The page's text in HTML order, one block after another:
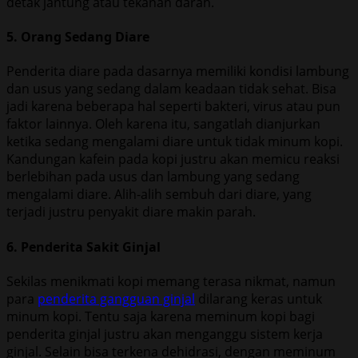
5. Orang Sedang Diare
Penderita diare pada dasarnya memiliki kondisi lambung
dan usus yang sedang dalam keadaan tidak sehat. Bisa
jadi karena beberapa hal seperti bakteri, virus atau pun
faktor lainnya. Oleh karena itu, sangatlah dianjurkan
ketika sedang mengalami diare untuk tidak minum kopi.
Kandungan kafein pada kopi justru akan memicu reaksi
berlebihan pada usus dan lambung yang sedang
mengalami diare. Alih-alih sembuh dari diare, yang
terjadi justru penyakit diare makin parah.
6. Penderita Sakit Ginjal
Sekilas menikmati kopi memang terasa nikmat, namun
para penderita gangguan ginjal dilarang keras untuk
minum kopi. Tentu saja karena meminum kopi bagi
penderita ginjal justru akan menganggu sistem kerja
ginjal. Selain bisa terkena dehidrasi, dengan meminum